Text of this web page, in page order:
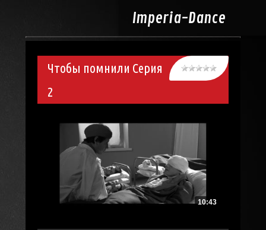
Imperia-Dance
Чтобы помнили Серия
2
10:43